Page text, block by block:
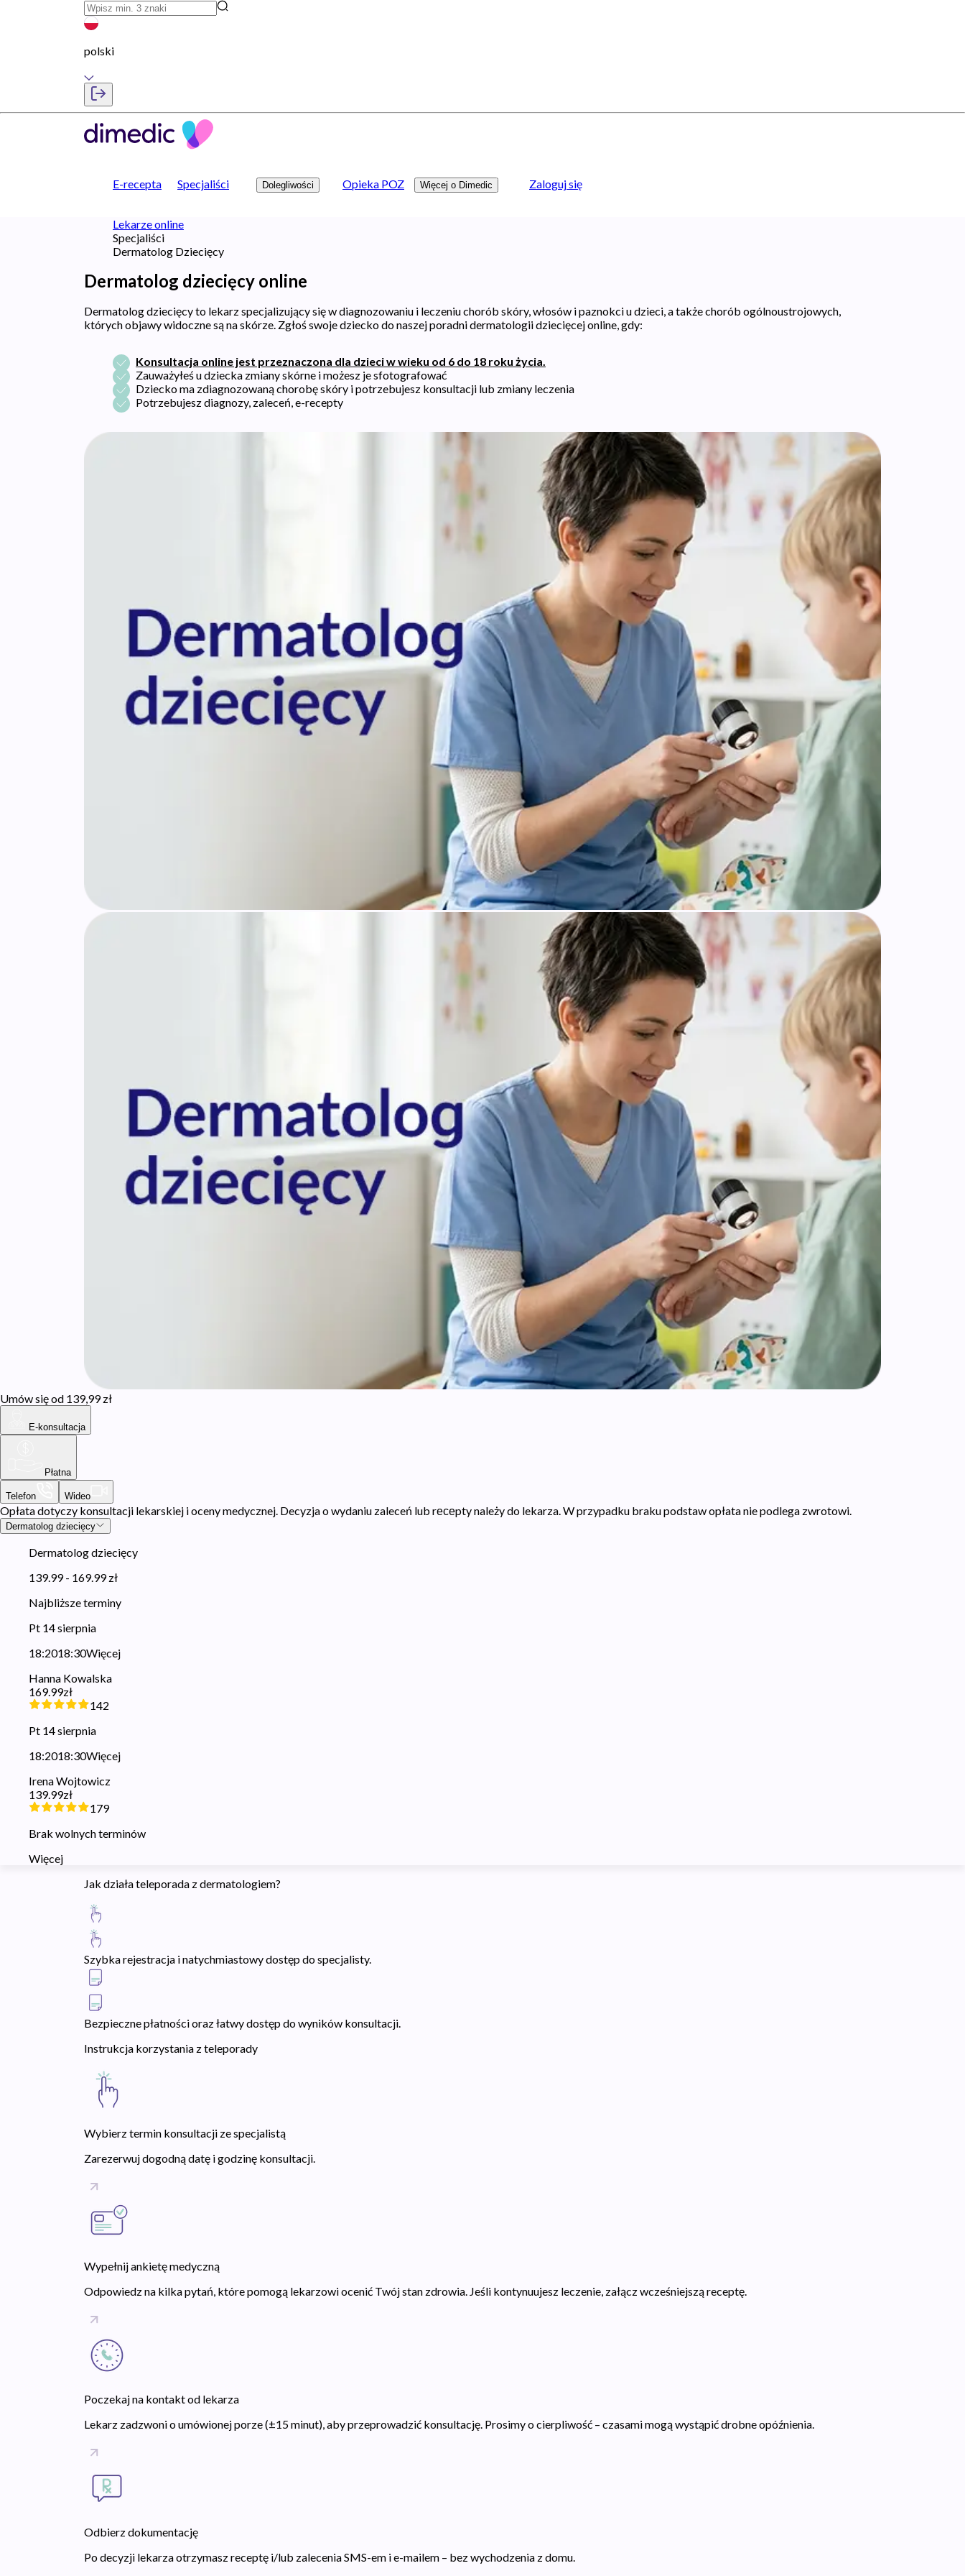
polski
E-recepta Specjaliści Dolegliwości Opieka POZ Więcej o Dimedic Zaloguj się
Lekarze online
Specjaliści
Dermatolog Dziecięcy
Dermatolog dziecięcy online
Dermatolog dziecięcy to lekarz specjalizujący się w diagnozowaniu i leczeniu chorób skóry, włosów i paznokci u dzieci, a także chorób ogólnoustrojowych,
których objawy widoczne są na skórze. Zgłoś swoje dziecko do naszej poradni dermatologii dziecięcej online, gdy:
Konsultacja online jest przeznaczona dla dzieci w wieku od 6 do 18 roku życia.
Zauważyłeś u dziecka zmiany skórne i możesz je sfotografować
Dziecko ma zdiagnozowaną chorobę skóry i potrzebujesz konsultacji lub zmiany leczenia
Potrzebujesz diagnozy, zaleceń, e-recepty
Umów się od 139,99 zł
E-konsultacja
Płatna
Telefon Wideo
Opłata dotyczy konsultacji lekarskiej i oceny medycznej. Decyzja o wydaniu zaleceń lub ​r​е​с⁠⁠​е⁠​p​t​y należy do lekarza. W przypadku braku podstaw opłata nie podlega zwrotowi.
Dermatolog dziecięcy
Dermatolog dziecięcy
139.99 - 169.99 zł
Najbliższe terminy
Pt 14 sierpnia
18:2018:30Więcej
Hanna Kowalska
169.99zł
142
Pt 14 sierpnia
18:2018:30Więcej
Irena Wojtowicz
139.99zł
179
Brak wolnych terminów
Więcej
Jak działa teleporada z dermatologiem?
Szybka rejestracja i natychmiastowy dostęp do specjalisty.
Bezpieczne płatności oraz łatwy dostęp do wyników konsultacji.
Instrukcja korzystania z teleporady
Wybierz termin konsultacji ze specjalistą
Zarezerwuj dogodną datę i godzinę konsultacji.
Wypełnij ankietę medyczną
Odpowiedz na kilka pytań, które pomogą lekarzowi ocenić Twój stan zdrowia. Jeśli kontynuujesz leczenie, załącz wcześniejszą receptę.
Poczekaj na kontakt od lekarza
Lekarz zadzwoni o umówionej porze (±15 minut), aby przeprowadzić konsultację. Prosimy o cierpliwość – czasami mogą wystąpić drobne opóźnienia.
Odbierz dokumentację
Po decyzji lekarza otrzymasz receptę i/lub zalecenia SMS-em i e-mailem – bez wychodzenia z domu.